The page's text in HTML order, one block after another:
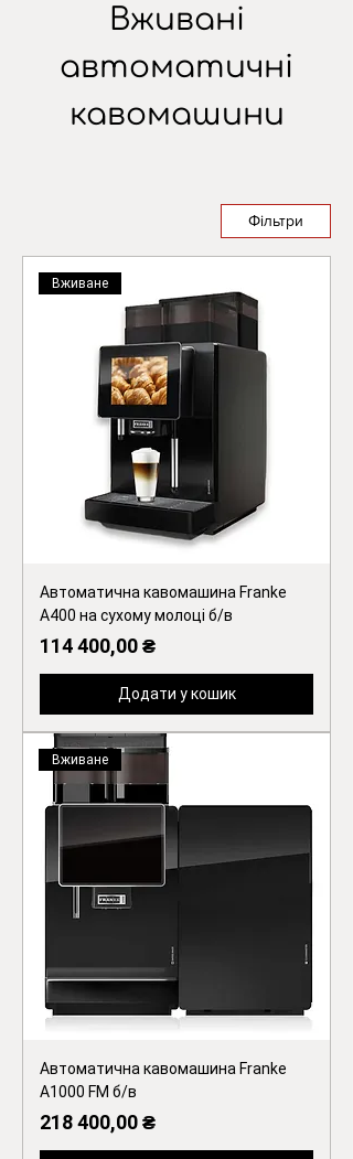
Вживані
автоматичні
кавомашини
Фільтри
Вживане
Автоматична кавомашина Franke
A400 на сухому молоці б/в
Ціна
114 400,00 ₴
Додати у кошик
Вживане
Автоматична кавомашина Franke
A1000 FM б/в
Ціна
218 400,00 ₴